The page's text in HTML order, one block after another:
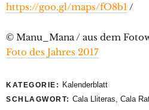
https://goo.gl/maps/fO8b1 /
© Manu_Mana / aus dem
Foto des Jahres 2017
KATEGORIE: Kalenderblatt
SCHLAGWORT: Cala Lliteras Cala